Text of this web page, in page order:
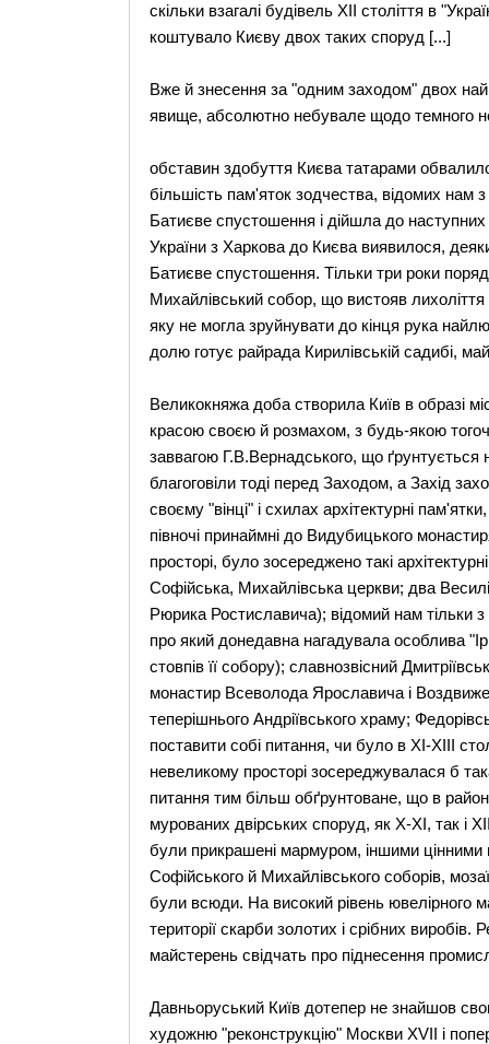
скільки взагалі будівель XII століття в
коштувало Києву двох таких споруд [...]
Вже й знесення за "одним заходом" двох
явище, абсолютно небувале щодо темного
обставин здобуття Києва татарами
більшість пам'яток зодчества, відомих нам
Батиєве спустошення і дійшла до
України з Харкова до Києва виявилося,
Батиєве спустошення. Тільки три роки
Михайлівський собор, що вистояв
яку не могла зруйнувати до кінця рука
долю готує райрада Кирилівській садибі,
Великокняжа доба створила Київ в образі
красою своєю й розмахом, з будь-якою
заввагою Г.В.Вернадського, що ґрунтується
благоговіли тоді перед Заходом, а Захід
своєму "вінці" і схилах архітектурні
півночі принаймні до Видубицького
просторі, було зосереджено такі
Софійська, Михайлівська церкви; два
Рюрика Ростиславича); відомий нам тільки з
про який донедавна нагадувала особлива
стовпів її собору); славнозвісний
монастир Всеволода Ярославича і
теперішнього Андріївського храму;
поставити собі питання, чи було в ХІ-ХІІІ
невеликому просторі зосереджувалася б
питання тим більш обґрунтоване, що в
мурованих двірських споруд, як Х-ХІ, так і
були прикрашені мармуром, іншими
Софійського й Михайлівського соборів,
були всюди. На високий рівень ювелірного
території скарби золотих і срібних
майстерень свідчать про піднесення
Давньоруський Київ дотепер не знайшов
художню "реконструкцію" Москви XVII і